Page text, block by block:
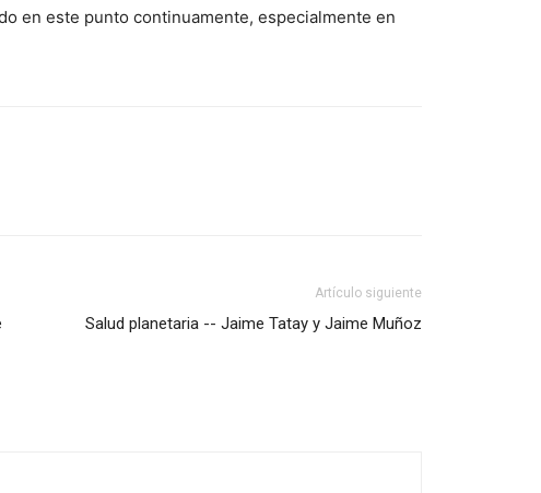
en este punto continuamente, especialmente en
Artículo siguiente
Salud planetaria -- Jaime Tatay y Jaime Muñoz